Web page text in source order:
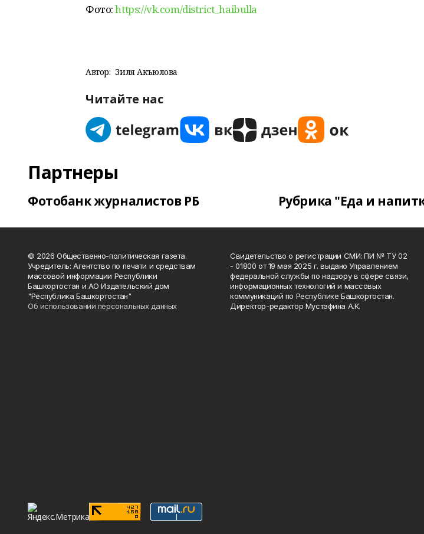
Фото:https://vk.com/district_haibulla
Автор: Зиля Акъюлова
Читайте нас
Партнеры
Фотобанк журналистов РБ Рубрика "Еда и
© 2026 Общественно-политическая газета.
Учредитель: Агентство по печати и средствам
массовой информации Республики
Башкортостан и АО Издательский дом
"Республика Башкортостан"
Об использовании персональных данных
Свидетельство о регистрации СМИ: ПИ № ТУ 02
- 01800 от 19 мая 2025 г. выдано Управлением
федеральной службы по надзору в сфере связи,
информационных технологий и массовых
коммуникаций по Республике Башкортостан.
Директор-редактор Мустафина А.К.